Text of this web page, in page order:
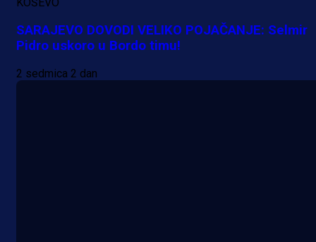
SARAJEVO DOVODI VELIKO POJAČANJE: Selmir
Pidro uskoro u Bordo timu!
2 sedmica 2 dan